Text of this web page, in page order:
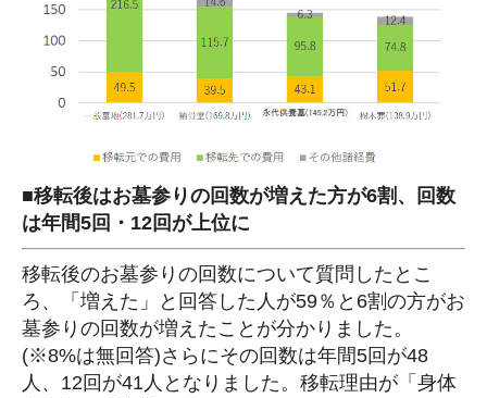
■移転後はお墓参りの回数が増えた方が6割、回数
は年間5回・12回が上位に
移転後のお墓参りの回数について質問したとこ
ろ、「増えた」と回答した人が59％と6割の方がお
墓参りの回数が増えたことが分かりました。
(※8%は無回答)さらにその回数は年間5回が48
人、12回が41人となりました。移転理由が「身体